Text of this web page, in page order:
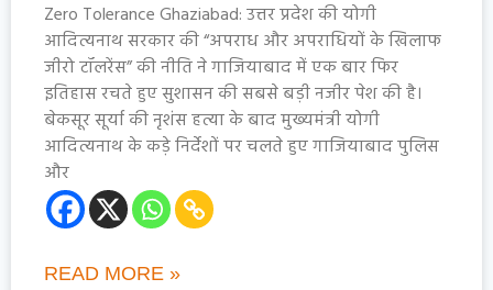
Zero Tolerance Ghaziabad: उत्तर प्रदेश की योगी
आदित्यनाथ सरकार की “अपराध और अपराधियों के खिलाफ
जीरो टॉलरेंस” की नीति ने गाजियाबाद में एक बार फिर
इतिहास रचते हुए सुशासन की सबसे बड़ी नजीर पेश की है।
बेकसूर सूर्या की नृशंस हत्या के बाद मुख्यमंत्री योगी
आदित्यनाथ के कड़े निर्देशों पर चलते हुए गाजियाबाद पुलिस
और
READ MORE »